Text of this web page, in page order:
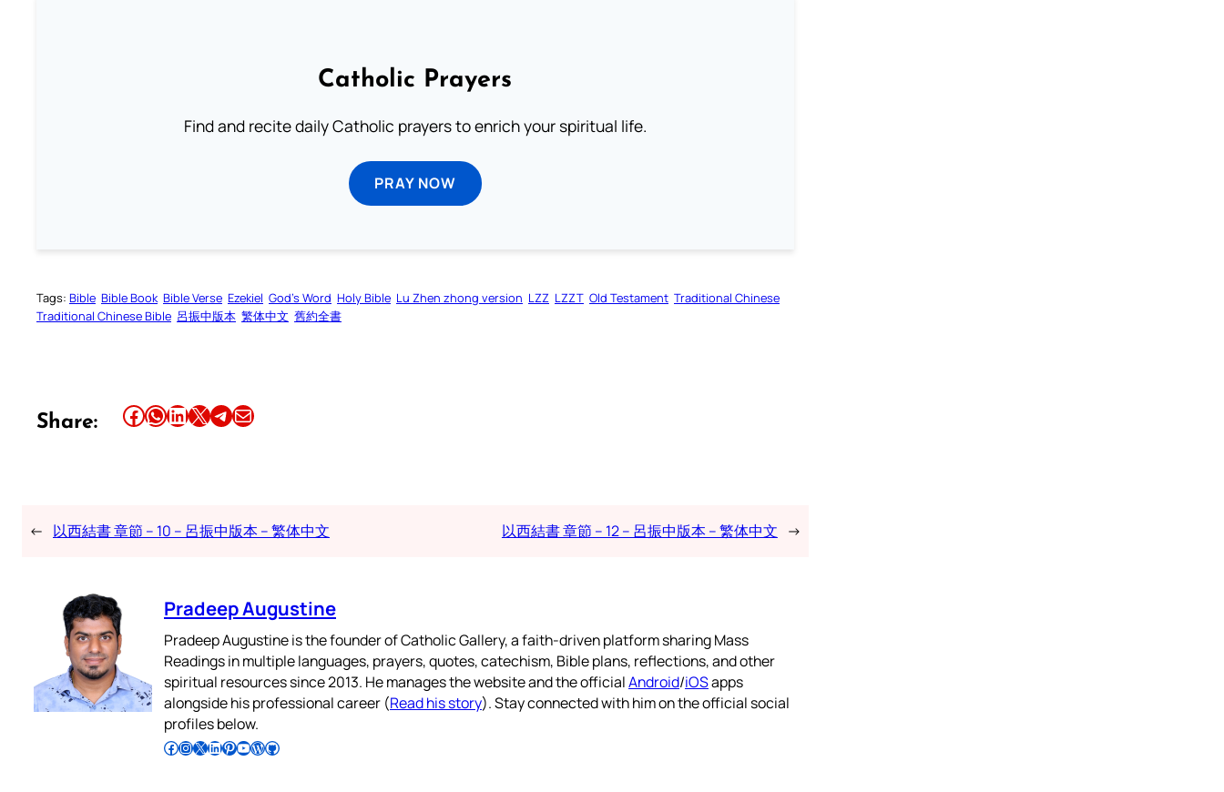
Catholic Prayers
Find and recite daily Catholic prayers to enrich your spiritual life.
PRAY NOW
Tags: Bible Bible Book Bible Verse Ezekiel God’s Word Holy Bible Lu Zhen zhong version LZZ LZZT Old Testament Traditional Chinese
Traditional Chinese Bible 呂振中版本 繁体中文 舊約全書
Share: Share this article on Facebook Share this article on WhatsApp Share this article on LinkedIn Share this article on X Share this article on TelegramEmail this Article
← 以西結書 章節 – 10 – 呂振中版本 – 繁体中文 以西結書 章節 – 12 – 呂振中版本 – 繁体中文 →
Pradeep Augustine
Pradeep Augustine is the founder of Catholic Gallery, a faith-driven platform sharing Mass
Readings in multiple languages, prayers, quotes, catechism, Bible plans, reflections, and other
spiritual resources since 2013. He manages the website and the officialAndroid/iOSapps
alongside his professional career (Read his story). Stay connected with him on the official social
profiles below.
Follow Pradeep on Facebook Follow Pradeep on InstagramFollow Pradeep on X Follow Pradeep on LinkedIn Follow Pradeep on Pinterest Subscribe to Pradeep’s Youtube Channel Follow Pradeep on WordPress Follow Pradeep on GitHub